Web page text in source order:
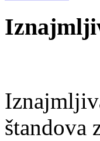
štandova